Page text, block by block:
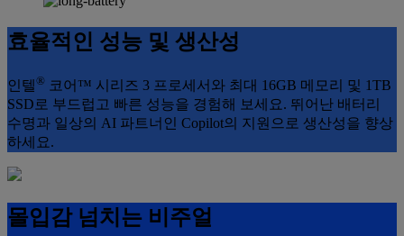
효율적인 성능 및 생산성
인텔® 코어™ 시리즈 3 프로세서와 최대 16GB 메모리 및 1TB
SSD로 부드럽고 빠른 성능을 경험해 보세요. 뛰어난 배터리
수명과 일상의 AI 파트너인 Copilot의 지원으로 생산성을 향상
하세요.
몰입감 넘치는 비주얼